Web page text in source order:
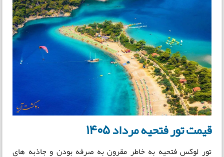
قیمت تور فتحیه مرداد 1405
تور لوکس فتحیه به خاطر مقرون به صرفه بودن و جاذبه های